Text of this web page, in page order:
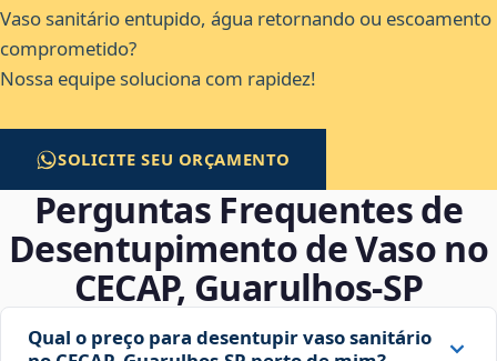
Vaso sanitário entupido, água retornando ou escoamento
comprometido?
Nossa equipe soluciona com rapidez!
SOLICITE SEU ORÇAMENTO
Perguntas Frequentes de
Desentupimento de Vaso no
CECAP, Guarulhos‑SP
Qual o preço para desentupir vaso sanitário